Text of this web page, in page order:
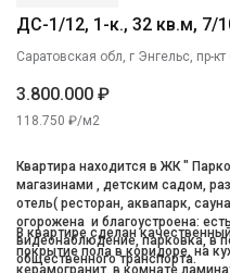
ДС-1/12, 1-к., 32 кв.м, 7/
Саратовская обл, г Энгельс, пр-
3.800.000 ₽
118.750 ₽/м2
Квартира находится в ЖК "
магазинами , детским садом,
отель( ресторан, аквапарк,
огорожена и благоустроена:
видеонаблюдение, парковка, в
общественного транспорта.
В квартире сделан
покрытие пола в коридоре, на
керамогранит, в комнате